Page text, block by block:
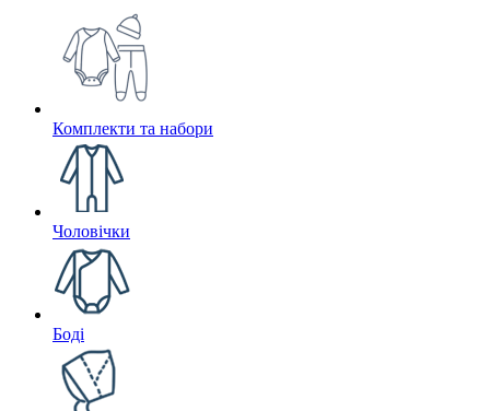
Комплекти та набори
Чоловічки
Боді